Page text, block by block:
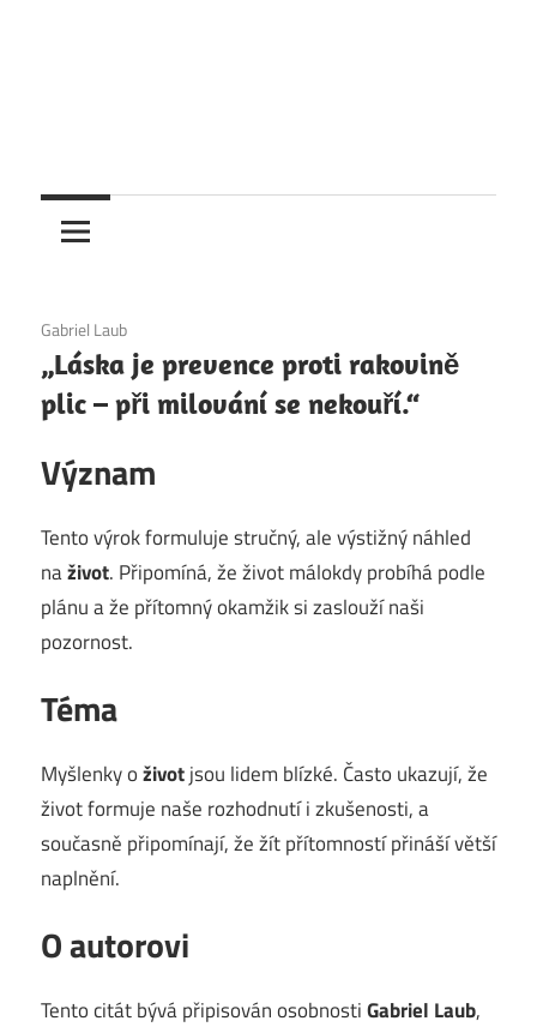
6. 12. 2020
Gabriel Laub
„Láska je prevence proti rakovině
plic – při milování se nekouří.“
Význam
Tento výrok formuluje stručný, ale výstižný náhled
naživot. Připomíná, že život málokdy probíhá podle
plánu a že přítomný okamžik si zaslouží naši
pozornost.
Téma
Myšlenky oživotjsou lidem blízké. Často ukazují, že
život formuje naše rozhodnutí i zkušenosti, a
současně připomínají, že žít přítomností přináší větší
naplnění.
O autorovi
Tento citát bývá připisován osobnostiGabriel Laub,